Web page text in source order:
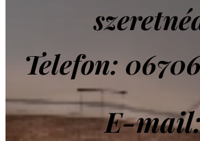
Telefon:
E-